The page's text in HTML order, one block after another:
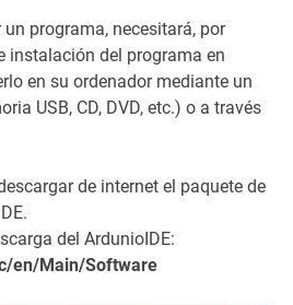
programa, necesitará, por
instalación del programa en
en su ordenador mediante un
USB, CD, DVD, etc.) o a través
de internet el paquete de
del ArdunioIDE:
en/Main/Software